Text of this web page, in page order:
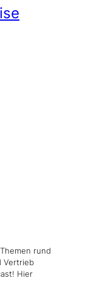
rund
Vertrieb
Hier